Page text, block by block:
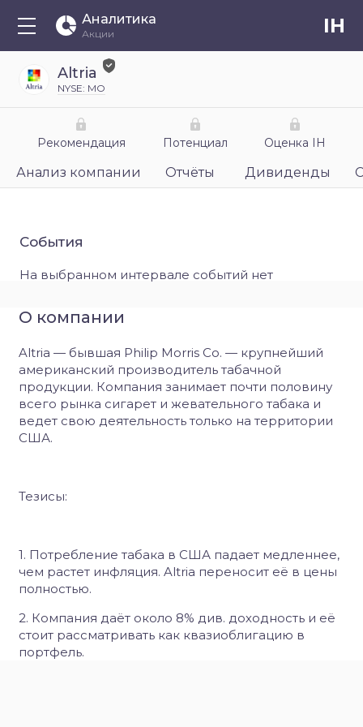
Аналитика
Акции IH
Altria
NYSE: MO
Рекомендация Потенциал Оценка IH
Анализ компании Отчёты Дивиденды
События
На выбранном интервале событий нет
О компании
Altria — бывшая Philip Morris Co. — крупнейший
американский производитель табачной
продукции. Компания занимает почти половину
всего рынка сигарет и жевательного табака и
ведет свою деятельность только на территории
США.
Тезисы:
1. Потребление табака в США падает медленнее,
чем растет инфляция. Altria переносит её в цены
полностью.
2. Компания даёт около 8% див. доходность и её
стоит рассматривать как квазиоблигацию в
портфель.